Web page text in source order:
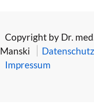
Copyright by Dr.
Manski
Datenschutz
Impressum